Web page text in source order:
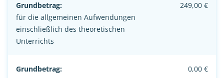
Grundbetrag:
für die allgemeinen Aufwendungen
einschließlich des theoretischen
Unterrichts
249,00 €
Grundbetrag:
0,00 €